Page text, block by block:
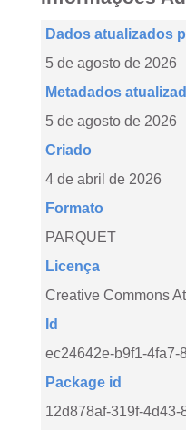
Dados atualizados
5 de agosto de 2026
Metadados
5 de agosto de 2026
Criado
4 de abril de 2026
Formato
PARQUET
Licença
Creative Commons
Id
ec24642e-b9f1-4fa7-
Package id
12d878af-319f-